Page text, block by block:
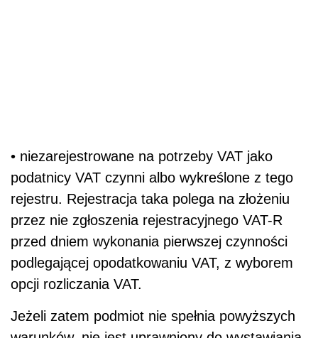
• niezarejestrowane na potrzeby VAT jako
podatnicy VAT czynni albo wykreślone z tego
rejestru. Rejestracja taka polega na złożeniu
przez nie zgłoszenia rejestracyjnego VAT-R
przed dniem wykonania pierwszej czynności
podlegającej opodatkowaniu VAT, z wyborem
opcji rozliczania VAT.
Jeżeli zatem podmiot nie spełnia powyższych